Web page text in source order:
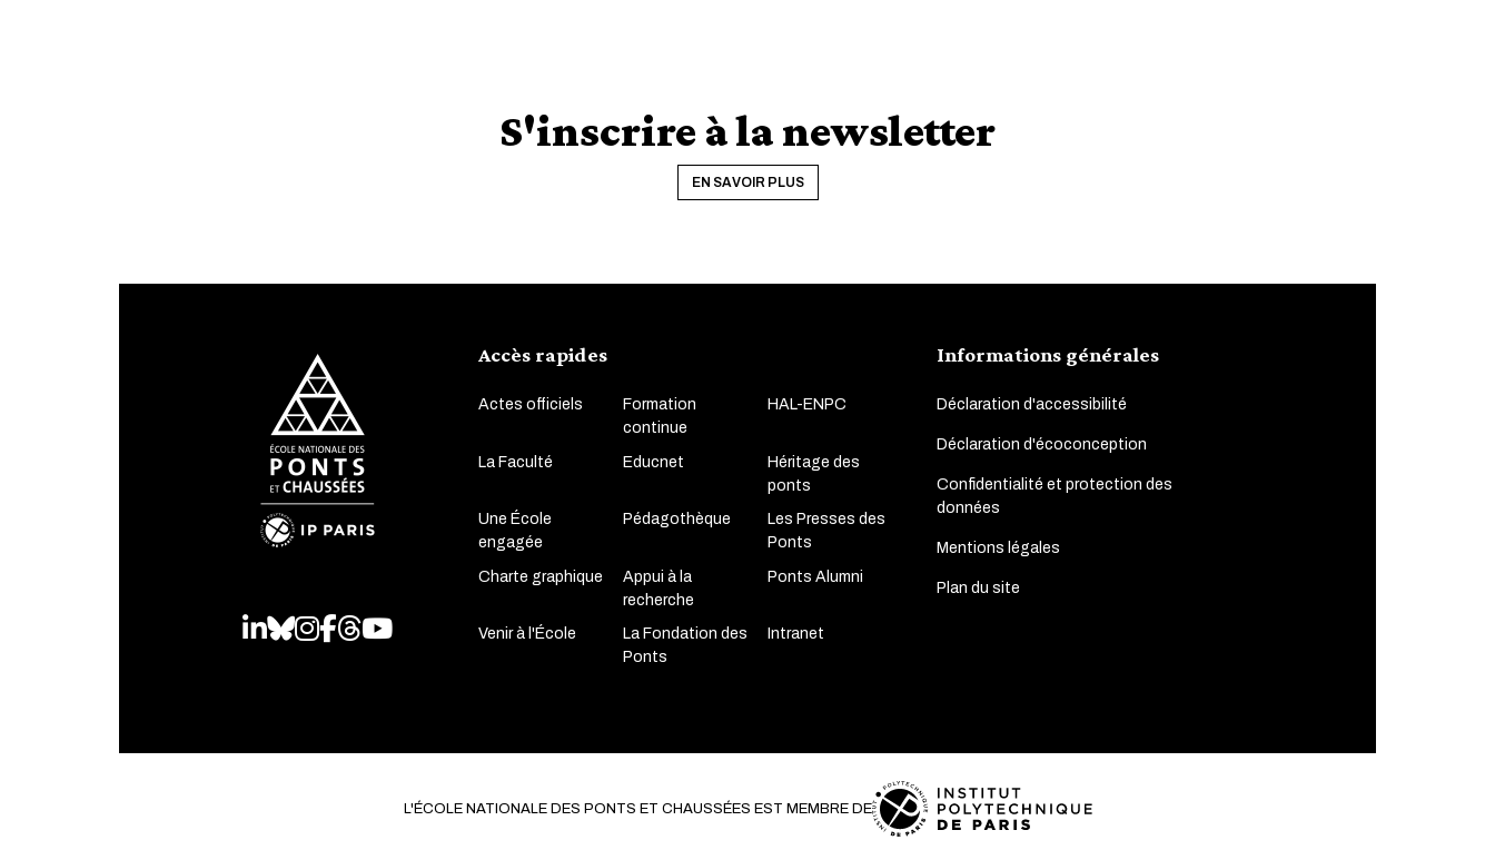
S'inscrire à la newsletter
EN SAVOIR PLUS
LinkedIn
Bluesky
Instagram
Facebook
ThreadsYoutube
Accès rapides
Actes officiels
Formation
continue
HAL-ENPC
La Faculté Educnet
Héritage des
ponts
Une École
engagée
Pédagothèque
Les Presses des
Ponts
Charte graphique
Appui à la
recherche
Ponts Alumni
Venir à l'École
La Fondation des
Ponts
Intranet
Informations générales
Déclaration d'accessibilité
Déclaration d'écoconception
Confidentialité et protection des
données
Mentions légales
Plan du site
L'ÉCOLE NATIONALE DES PONTS ET CHAUSSÉES EST MEMBRE DE